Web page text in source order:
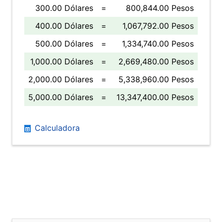
300.00 Dólares =
800,844.00 Pesos
400.00 Dólares
=
1,067,792.00 Pesos
500.00 Dólares
=
1,334,740.00 Pesos
1,000.00 Dólares
=
2,669,480.00 Pesos
2,000.00 Dólares
=
5,338,960.00 Pesos
5,000.00 Dólares
= 13,347,400.00 Pesos
Calculadora